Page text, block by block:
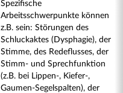
Spezifische
Arbeitsschwerpunkte können
z.B. sein: Störungen des
Schluckaktes (Dysphagie), der
Stimme, des Redeflusses, der
Stimm- und Sprechfunktion
(z.B. bei Lippen-, Kiefer-,
Gaumen-Segelspalten), der